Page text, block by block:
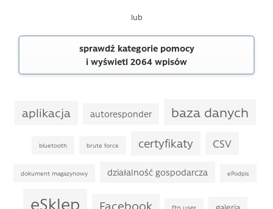
lub
sprawdź kategorie pomocy
i wyświetl 2064 wpisów
aplikacja autoresponder baza danych
bluetooth brute force certyfikaty CSV
dokument magazynowy działalność gospodarcza ePodpis
eSklep Facebook galeria